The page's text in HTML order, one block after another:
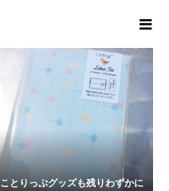
ことりっぷグッズも残りわずかに